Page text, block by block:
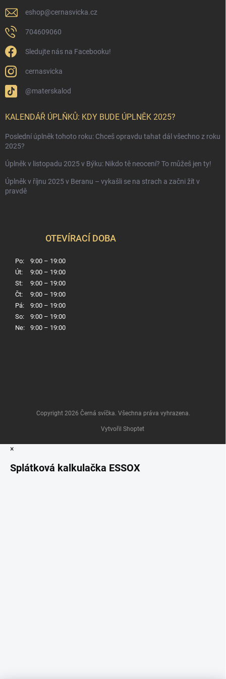
eshop@cernasvicka.cz
704609060
Sledujte nás na Facebooku!
cernasvicka
@materskalod
KALENDÁŘ ÚPLŇKŮ: KDY BUDE ÚPLNĚK 2025?
Poslední úplněk tohoto roku: Chceš opravdu tahat dál všechno z roku
2025?
Úplněk v listopadu 2025 v Býku: Nikdo tě neocení? To můžeš jen ty!
Úplněk v říjnu 2025 v Beranu – vykašli se na strach a začni žít v
pravdě
OTEVÍRACÍ DOBA
Po:
9:00 – 19:00
Út:
9:00 – 19:00
St:
9:00 – 19:00
Čt:
9:00 – 19:00
Pá:
9:00 – 19:00
So:
9:00 – 19:00
Ne:
9:00 – 19:00
Vytvořil Shoptet
Copyright 2026 Černá svíčka. Všechna práva vyhrazena.
×
Splátková kalkulačka ESSOX